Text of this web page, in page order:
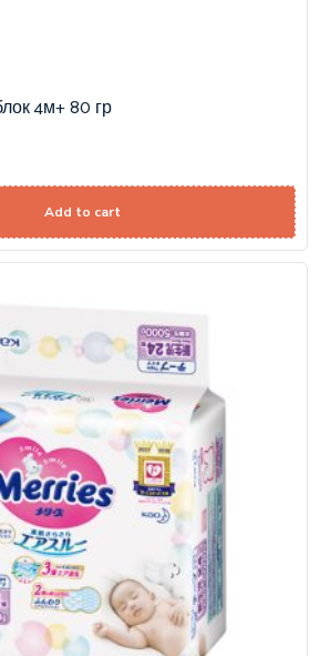
4м+ 80 гр
Add to cart